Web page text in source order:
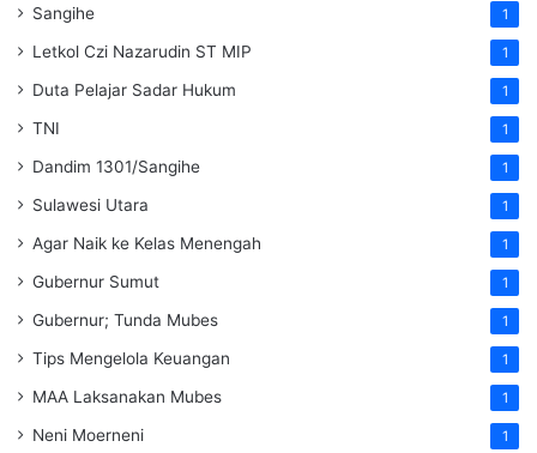
Sangihe 1
Letkol Czi Nazarudin ST MIP 1
Duta Pelajar Sadar Hukum 1
TNI 1
Dandim 1301/Sangihe 1
Sulawesi Utara 1
Agar Naik ke Kelas Menengah 1
Gubernur Sumut 1
Gubernur; Tunda Mubes 1
Tips Mengelola Keuangan 1
MAA Laksanakan Mubes 1
Neni Moerneni 1